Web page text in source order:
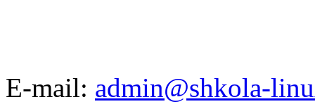
E-mail: admin@shkola-